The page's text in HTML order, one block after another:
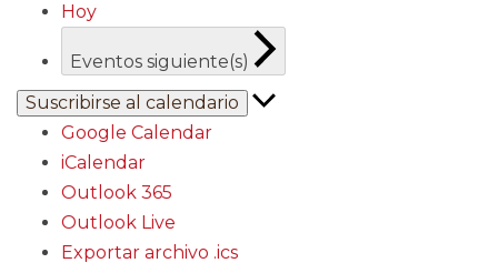
Hoy
Eventos siguiente(s)
Suscribirse al calendario
Google Calendar
iCalendar
Outlook 365
Outlook Live
Exportar archivo .ics